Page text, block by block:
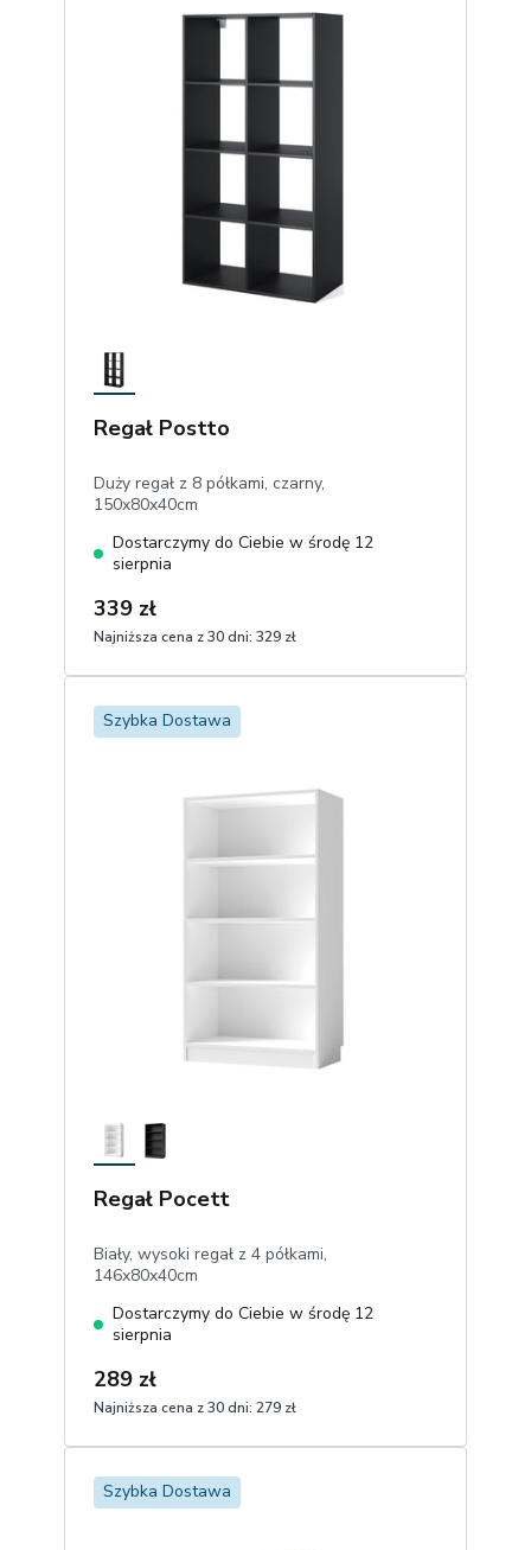
Regał Postto
Duży regał z 8 półkami, czarny,
150x80x40cm
Dostarczymy do Ciebie w środę 12
sierpnia
339 zł
Najniższa cena z 30 dni: 329 zł
1
Szybka Dostawa
Regał Pocett
Biały, wysoki regał z 4 półkami,
146x80x40cm
Dostarczymy do Ciebie w środę 12
sierpnia
289 zł
Najniższa cena z 30 dni: 279 zł
1
Szybka Dostawa